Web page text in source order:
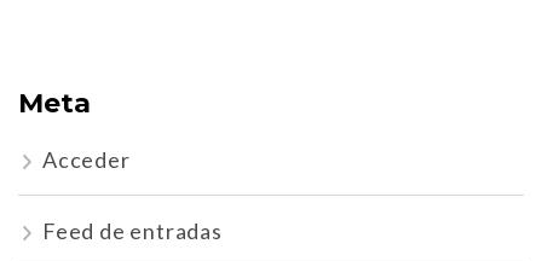
Meta
Acceder
Feed de entradas